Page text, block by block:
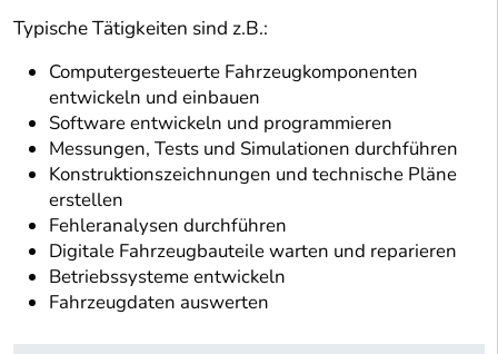
Typische Tätigkeiten sind z.B.:
Computergesteuerte Fahrzeugkomponenten
entwickeln und einbauen
Software entwickeln und programmieren
Messungen, Tests und Simulationen durchführen
Konstruktionszeichnungen und technische Pläne
erstellen
Fehleranalysen durchführen
Digitale Fahrzeugbauteile warten und reparieren
Betriebssysteme entwickeln
Fahrzeugdaten auswerten